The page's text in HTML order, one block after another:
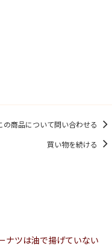
の商品について問い合わせる
買い物を続ける
ナツは油で揚げていない